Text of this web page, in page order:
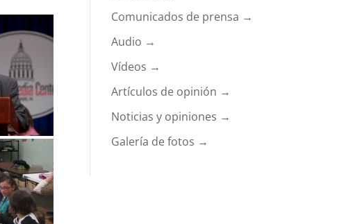
Comunicados de prensa →
Audio →
Vídeos →
Artículos de opinión →
Noticias y opiniones →
Galería de fotos →